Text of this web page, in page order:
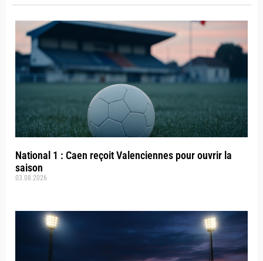
National 1 : Caen reçoit Valenciennes pour ouvrir la
saison
03.08.2026